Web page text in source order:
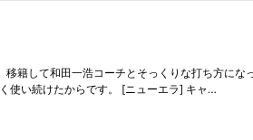
籍して和田一浩コーチとそっくりな打ち方に
使い続けたからです。 [ニューエラ] キャ…